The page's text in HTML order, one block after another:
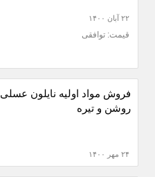
۲۲ آبان ۱۴۰۰
قیمت: توافقی
فروش مواد اولیه نایلون عسلی
روشن و تیره
۲۴ مهر ۱۴۰۰